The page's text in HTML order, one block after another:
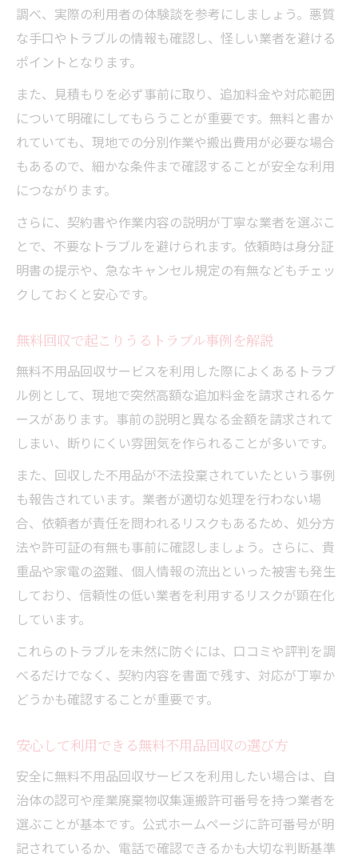
調べ、実際の利用者の体験談を参考にしましょう。悪質
な手口やトラブルの情報も確認し、怪しい業者を避ける
ポイントとなります。
また、見積もりを必ず事前に取り、追加料金や対応範囲
について明確にしてもらうことが重要です。無料と書か
れていても、現地での分別作業や搬出費用が必要な場合
もあるので、細かな条件まで確認することが安全な利用
につながります。
さらに、契約書や作業内容の説明が丁寧な業者を選ぶこ
とで、不要なトラブルを避けられます。依頼時は身分証
明書の提示や、急なキャンセル規定の有無などもチェッ
クしておくと安心です。
無料回収で起こりうるトラブル事例を解説
無料不用品回収サービスを利用した際によくあるトラブ
ル例として、現地で突然高額な追加料金を請求されるケ
ースがあります。事前の説明と異なる金額を請求されて
しまい、断りにくい雰囲気を作られることが多いです。
また、回収した不用品が不法投棄されていたという事例
も報告されています。業者が適切な処理を行わない場
合、依頼者が責任を問われるリスクもあるため、処分方
法や許可証の有無も事前に確認しましょう。さらに、貴
重品や家電の盗難、個人情報の流出といった被害も発生
しており、信頼性の低い業者を利用するリスクが顕在化
しています。
これらのトラブルを未然に防ぐには、口コミや評判を調
べるだけでなく、契約内容を書面で残す、対応が丁寧か
どうかも確認することが重要です。
安心して利用できる無料不用品回収の選び方
安全に無料不用品回収サービスを利用したい場合は、自
治体の認可や産業廃棄物収集運搬許可番号を持つ業者を
選ぶことが基本です。公式ホームページに許可番号が明
記されているか、電話で確認できるかも大切な判断基準